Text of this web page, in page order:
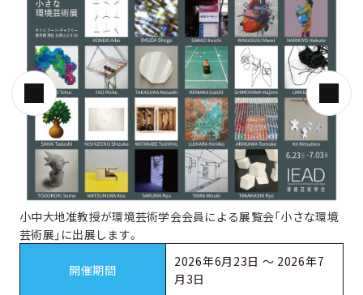
前の画像 次の
小中大地准教授が環境芸術学会会員による展覧会「小さな環境
芸術展」に出展します。
開催期間
2026年6月23日 〜 2026年7
月3日